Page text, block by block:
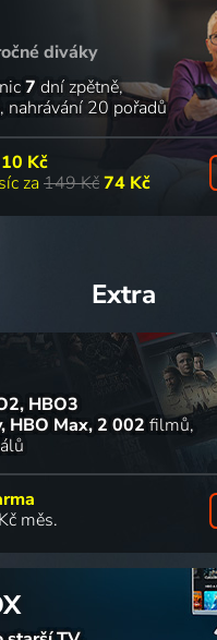
diváky
7 dní zpětně
nahrávání 20 pořadů
10 Kč
za 149 Kč74 Kč
Extra
HBO3
HBO Max 2 002 filmů
měs.